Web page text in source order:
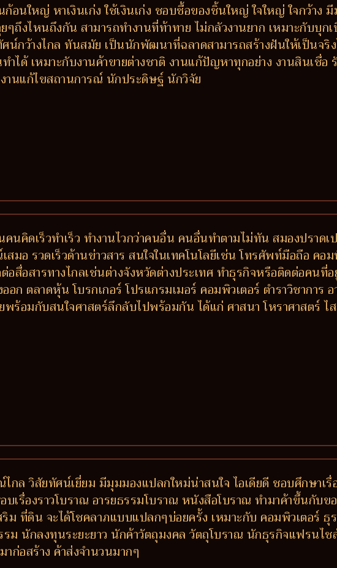
อนใหญ่ หาเงินเก่ง ใช้เงินเก่ง ชอบซื้อของชิ้นใหญ่ ใจใหญ่ ใจกว้าง
ถึงไหนถึงกัน สามารถทำงานที่ท้าทาย ไม่กลัวงานยาก เหมาะกับบุก
น์กว้างไกล ทันสมัย เป็นนักพัฒนาที่ฉลาดสามารถสร้างฝันให้เป็นจริ
ได้ เหมาะกับงานค้าขายต่างชาติ งานแก้ปัญหาทุกอย่าง งานสินเชื่อ
านแก้ไขสถานการณ์ นักประดิษฐ์ นักวิจัย
คิดเร็วทำเร็ว ทำงานไวกว่าคนอื่น คนอื่นทำตามไม่ทัน สมองปราด
มอ รวดเร็วด้านข่าวสาร สนใจในเทคโนโลยีเช่น โทรศัพท์มือถือ คอ
สื่อสารทางไกลเช่นต่างจังหวัดต่างประเทศ ทำธุรกิจหรือติดต่อคนที่
อก ตลาดหุ้น โบรกเกอร์ โปรแกรมเมอร์ คอมพิวเตอร์ ตำราวิชาการ
อมกับสนใจศาสตร์ลึกลับไปพร้อมกัน ได้แก่ ศาสนา โหราศาสตร์ ไส
ล วิสัยทัศน์เยี่ยม มีมุมมองแปลกใหม่น่าสนใจ ไอเดียดี ชอบศึกษาเรื่
รื่องราวโบราณ อารยธรรมโบราณ หนังสือโบราณ ทำมาค้าขึ้นกับขอ
ม ที่ดิน จะได้โชคลาภแบบแปลกๆบ่อยครั้ง เหมาะกับ คอมพิวเตอร์
ม นักลงทุนระยะยาว นักค้าวัตถุมงคล วัตถุโบราณ นักธุรกิจแฟรนไ
ก่อสร้าง ค้าส่งจำนวนมากๆ